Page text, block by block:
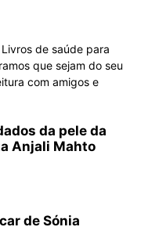
de saúde para
que sejam do seu
com amigos e
da pele da
Anjali Mahto
de Sónia